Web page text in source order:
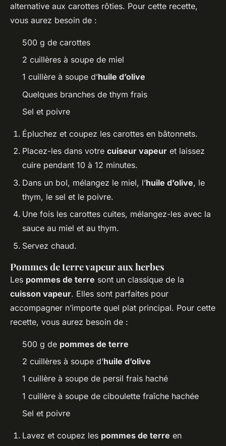
alternative aux carottes rôties. Pour cette recette,
vous aurez besoin de :
500 g de carottes
2 cuillères à soupe de miel
1 cuillère à soupe d’huile d’olive
Quelques branches de thym frais
Sel et poivre
Épluchez et coupez les carottes en bâtonnets.
Placez-les dans votre cuiseur vapeur et laissez
cuire pendant 10 à 12 minutes.
Dans un bol, mélangez le miel, l’huile d’olive, le
thym, le sel et le poivre.
Une fois les carottes cuites, mélangez-les avec la
sauce au miel et au thym.
Servez chaud.
Pommes de terre vapeur aux herbes
Les pommes de terre sont un classique de la
cuisson vapeur. Elles sont parfaites pour
accompagner n’importe quel plat principal. Pour cette
recette, vous aurez besoin de :
500 g de pommes de terre
2 cuillères à soupe d’huile d’olive
1 cuillère à soupe de persil frais haché
1 cuillère à soupe de ciboulette fraîche hachée
Sel et poivre
Lavez et coupez les pommes de terre en